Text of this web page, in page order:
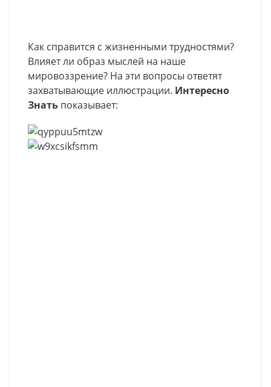
Как справится с жизненными трудностями?
Влияет ли образ мыслей на наше
мировоззрение? На эти вопросы ответят
захватывающие иллюстрации. Интересно
Знать показывает: